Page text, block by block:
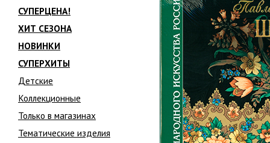
СУПЕРЦЕНА!
ХИТ СЕЗОНА
НОВИНКИ
СУПЕРХИТЫ
Детские
Коллекционные
Только в магазинах
Тематические изделия